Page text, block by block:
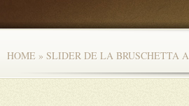
HOME » SLIDER DE LA BRUSCHETTA